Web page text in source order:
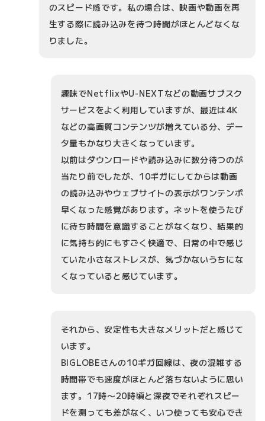
のスピード感です。私の場合は、映画や動画を再
生する際に読み込みを待つ時間がほとんどなくな
りました。
趣味でNetflixやU-NEXTなどの動画サブスク
サービスをよく利用していますが、最近は4K
などの高画質コンテンツが増えている分、デー
タ量もかなり大きくなっています。
以前はダウンロードや読み込みに数分待つのが
当たり前でしたが、10ギガにしてからは動画
の読み込みやウェブサイトの表示がワンテンポ
早くなった感覚があります。ネットを使うたび
に待ち時間を意識することがなくなり、結果的
に気持ち的にもすごく快適で、日常の中で感じ
ていた小さなストレスが、気づかないうちにな
くなっていると感じています。
それから、安定性も大きなメリットだと感じて
います。
BIGLOBEさんの10ギガ回線は、夜の混雑する
時間帯でも速度がほとんど落ちないように思い
ます。17時〜20時頃と深夜でそれぞれスピー
ドを測っても差がなく、いつ使っても安心でき